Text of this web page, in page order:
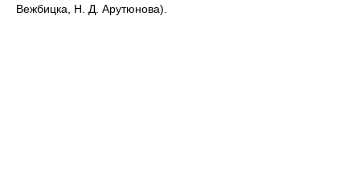
Вежбицка, Н. Д. Арутюнова).